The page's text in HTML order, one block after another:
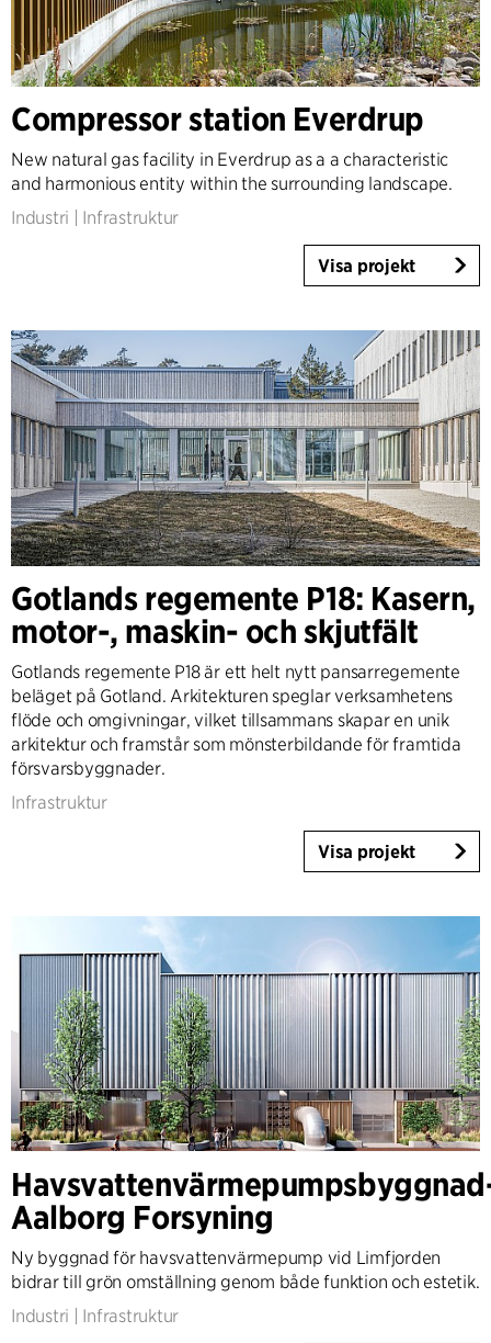
Compressor station Everdrup
New natural gas facility in Everdrup as a a characteristic
and harmonious entity within the surrounding landscape.
Industri
Infrastruktur
Visa projekt
Gotlands regemente P18: Kasern,
motor-, maskin- och skjutfält
Gotlands regemente P18 är ett helt nytt pansarregemente
beläget på Gotland. Arkitekturen speglar verksamhetens
flöde och omgivningar, vilket tillsammans skapar en unik
arkitektur och framstår som mönsterbildande för framtida
försvarsbyggnader.
Infrastruktur
Visa projekt
Aalborg Forsyning
Ny byggnad för havsvattenvärmepump vid Limfjorden
bidrar till grön omställning genom både funktion och estetik.
Industri
Infrastruktur